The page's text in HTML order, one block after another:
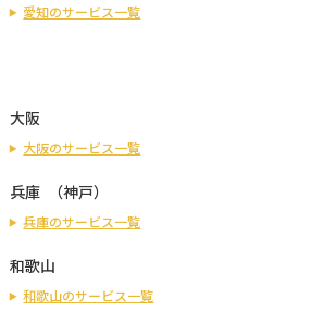
愛知のサービス一覧
大阪
大阪のサービス一覧
兵庫 （神戸）
兵庫のサービス一覧
和歌山
和歌山のサービス一覧